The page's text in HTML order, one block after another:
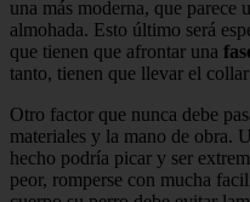
una más moderna, que parece
almohada. Esto último será
que tienen que afrontar una
tanto, tienen que llevar el
Otro factor que nunca debe
materiales y la mano de obra.
hecho podría picar y ser
peor, romperse con mucha